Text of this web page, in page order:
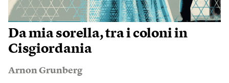
Da mia sorella, tra i coloni in
Cisgiordania
Arnon Grunberg